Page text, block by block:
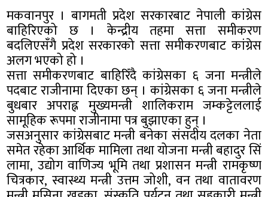
मकवानपुर । बागमती प्रदेश सरकारबाट नेपाली कांग्रेस
बाहिरिएको छ । केन्द्रीय तहमा सत्ता समीकरण
बदलिएसँगै प्रदेश सरकारको सत्ता समीकरणबाट कांग्रेस
अलग भएको हो ।
सत्ता समीकरणबाट बाहिरिँदै कांग्रेसका ६ जना मन्त्रीले
पदबाट राजीनामा दिएका छन् । कांग्रेसका ६ जना मन्त्रीले
बुधबार अपराह्न मुख्यमन्त्री शालिकराम जम्कट्टेललाई
सामूहिक रूपमा राजीनामा पत्र बुझाएका हुन् ।
जसअनुसार कांग्रेसबाट मन्त्री बनेका संसदीय दलका नेता
समेत रहेका आर्थिक मामिला तथा योजना मन्त्री बहादुर सिं
लामा, उद्योग वाणिज्य भूमि तथा प्रशासन मन्त्री रामकृष्ण
चित्रकार, स्वास्थ्य मन्त्री उत्तम जोशी, वन तथा वातावरण